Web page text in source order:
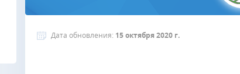
Дата обновления: 15 октября 2020 г.